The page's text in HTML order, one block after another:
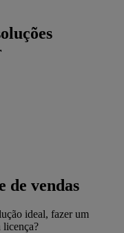
de vendas
ideal, fazer um
licença?